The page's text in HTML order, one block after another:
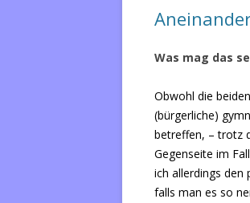
Was mag das
Obwohl die
(bürgerliche)
betreffen, – trotz
Gegenseite im
ich allerdings den
falls man es so